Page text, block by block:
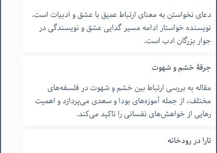
دعای نخواستن به معنای ارتباط عمیق با عشق و ادبیات است.
نویسنده خواستار ادامه مسیر گدایی عشق و نویسندگی در
جوار بزرگان ادب است.
جرقۀ خشم و شهوت
مقاله به بررسی ارتباط بین خشم و شهوت در فلسفه‌های
مختلف، از جمله آموزه‌های بودا و سعدی می‌پردازد و اهمیت
رهایی از خواهش‌های نفسانی را تاکید می‌کند.
تارا در رودخانه